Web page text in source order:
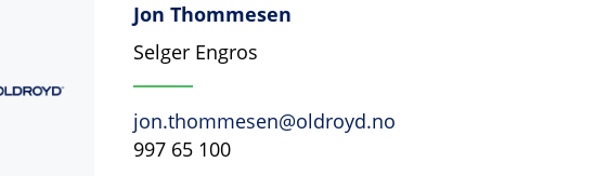
Jon Thommesen
Selger Engros
jon.thommesen@oldroyd.no
997 65 100